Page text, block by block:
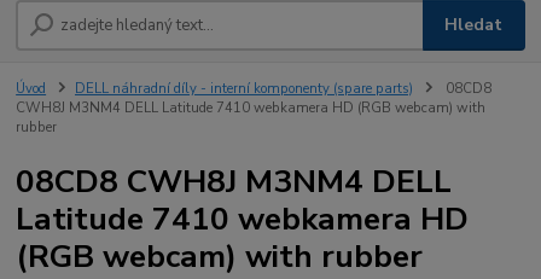
Hledat
Úvod DELL náhradní díly - interní komponenty (spare parts)
08CD8
CWH8J M3NM4 DELL Latitude 7410 webkamera HD (RGB webcam) with
rubber
08CD8 CWH8J M3NM4 DELL
Latitude 7410 webkamera HD
(RGB webcam) with rubber